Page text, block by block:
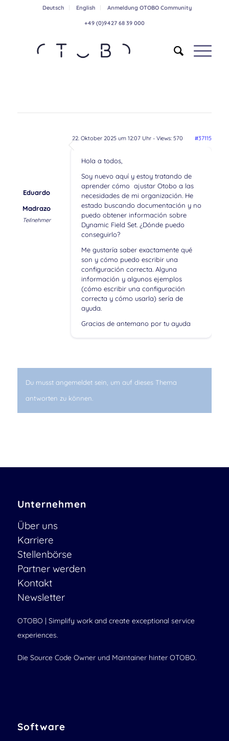
Deutsch English Anmeldung OTOBO Community
+49 (0)9427 68 39 000
22. Oktober 2025 um 12:07 Uhr- Views: 570 #37115
Eduardo
Madrazo
Teilnehmer
Hola a todos,
Soy nuevo aquí y estoy tratando de
aprender cómo ajustar Otobo a las
necesidades de mi organización. He
estado buscando documentación y no
puedo obtener información sobre
Dynamic Field Set. ¿Dónde puedo
conseguirlo?
Me gustaría saber exactamente qué
son y cómo puedo escribir una
configuración correcta. Alguna
información y algunos ejemplos
(cómo escribir una configuración
correcta y cómo usarla) sería de
ayuda.
Gracias de antemano por tu ayuda
Du musst angemeldet sein, um auf dieses Thema
antworten zu können.
Unternehmen
Über uns
Karriere
Stellenbörse
Partner werden
Kontakt
Newsletter
OTOBO | Simplify work and create exceptional service
experiences.
Die Source Code Owner und Maintainer hinter OTOBO.
Software